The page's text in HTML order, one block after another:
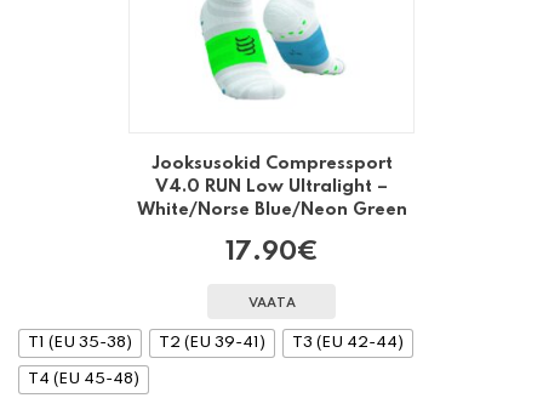
Jooksusokid Compressport
V4.0 RUN Low Ultralight –
White/Norse Blue/Neon Green
17.90€
VAATA
T1 (EU 35-38) T2 (EU 39-41) T3 (EU 42-44)
T4 (EU 45-48)